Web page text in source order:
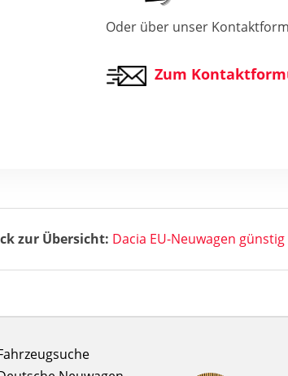
Oder über unser
Zum
zur Übersicht: Dacia EU-Neuwagen